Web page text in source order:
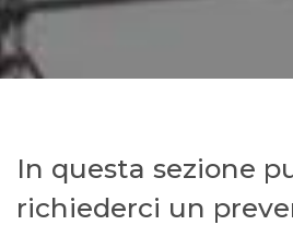
In questa sezione
richiederci un